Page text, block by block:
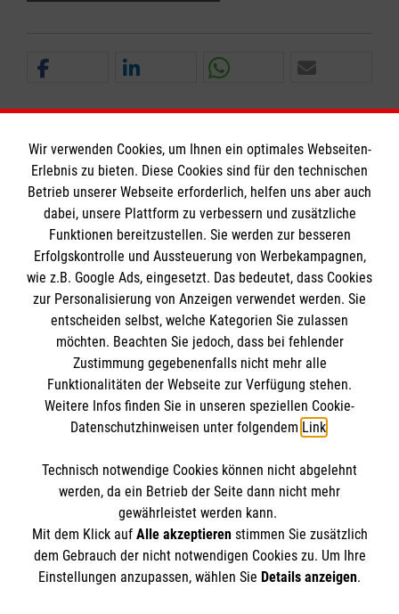
Informationen
Impressum
Datenschutz
Barrierefreiheit
Kontakt
Die Malteser
Malteser in Deutschland
Malteserorden
Sharepoint
Spendenkonto
Bank: Pax-Bank
IBAN: DE26370601201201211170
BIC: GENODED1PA7
So finden Sie uns
Stielstraße 11
65201 Wiesbaden
Der Malteser Hilfsdienst e.V. ist als eingetragene
Wir verwenden Cookies, um Ihnen ein optimales Webseiten-
Erlebnis zu bieten. Diese Cookies sind für den technischen
Betrieb unserer Webseite erforderlich, helfen uns aber auch
dabei, unsere Plattform zu verbessern und zusätzliche
Funktionen bereitzustellen. Sie werden zur besseren
Erfolgskontrolle und Aussteuerung von Werbekampagnen,
wie z.B. Google Ads, eingesetzt. Das bedeutet, dass Cookies
zur Personalisierung von Anzeigen verwendet werden. Sie
entscheiden selbst, welche Kategorien Sie zulassen
möchten. Beachten Sie jedoch, dass bei fehlender
Zustimmung gegebenenfalls nicht mehr alle
Funktionalitäten der Webseite zur Verfügung stehen.
Weitere Infos finden Sie in unseren speziellen Cookie-
Datenschutzhinweisen unter folgendem Link.
Technisch notwendige Cookies können nicht abgelehnt
werden, da ein Betrieb der Seite dann nicht mehr
gewährleistet werden kann.
Mit dem Klick auf Alle akzeptierenstimmen Sie zusätzlich
dem Gebrauch der nicht notwendigen Cookies zu. Um Ihre
Einstellungen anzupassen, wählen Sie Details anzeigen.